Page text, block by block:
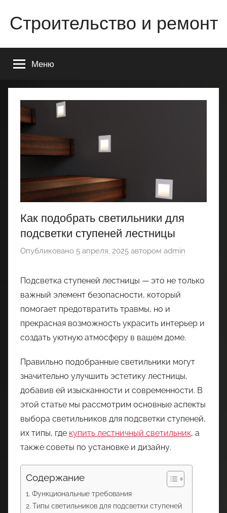
содержимому
Строительство и ремонт
строительстве
ремонте
Вашего
дома
квартиры
Меню
Как подобрать светильники для
подсветки ступеней лестницы
Опубликовано 5 апреля, 2025 автором admin
Подсветка ступеней лестницы — это не только
важный элемент безопасности, который
помогает предотвратить травмы, но и
прекрасная возможность украсить интерьер и
создать уютную атмосферу в вашем доме.
Правильно подобранные светильники могут
значительно улучшить эстетику лестницы,
добавив ей изысканности и современности. В
этой статье мы рассмотрим основные аспекты
выбора светильников для подсветки ступеней,
их типы, где купить лестничный светильник, а
также советы по установке и дизайну.
Содержание
Функциональные требования
Типы светильников для подсветки ступеней